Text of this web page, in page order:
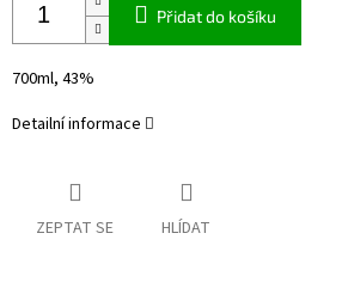
Přidat do košíku
700ml, 43%
Detailní informace
ZEPTAT SE HLÍDAT